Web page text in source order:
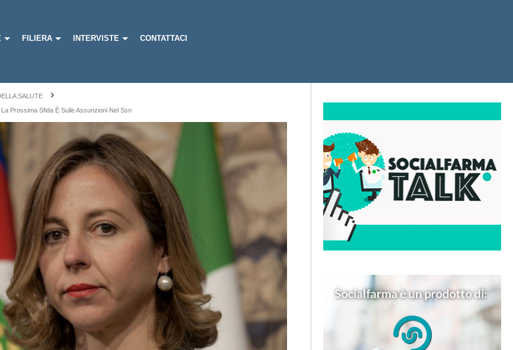
FILIERA INTERVISTE CONTATTACI
SALUTE
Prossima Sfida È Sulle Assunzioni Nel Ssn